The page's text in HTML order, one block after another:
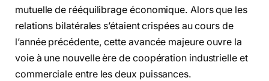
mutuelle de rééquilibrage économique. Alors que les
relations bilatérales s’étaient crispées au cours de
l’année précédente, cette avancée majeure ouvre la
voie à une nouvelle ère de coopération industrielle et
commerciale entre les deux puissances.